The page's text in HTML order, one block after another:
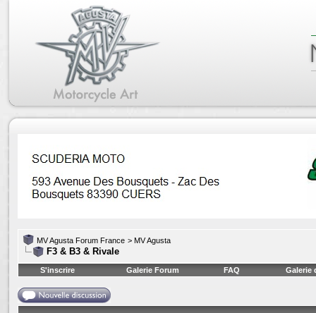
MV Agusta Forum France > MV Agusta
F3 & B3 & Rivale
S'inscrire Galerie Forum FAQ Galerie